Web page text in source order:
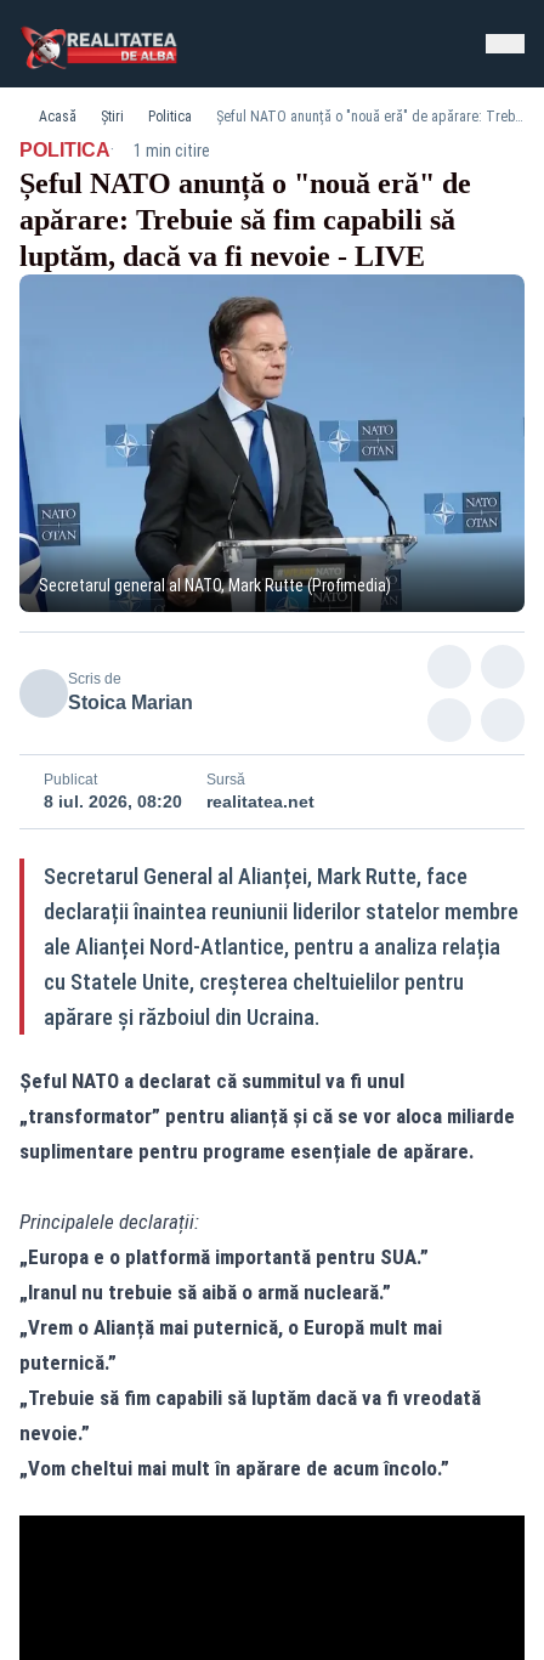
Acasă Știri Politica Șeful NATO anunță o "nouă eră" de apărare: Trebuie să fim capabili să luptăm, dacă va fi nevoie - LIVE
POLITICA· 1 min citire
Șeful NATO anunță o "nouă eră" de
apărare: Trebuie să fim capabili să
luptăm, dacă va fi nevoie - LIVE
Secretarul general al NATO, Mark Rutte (Profimedia)
Scris de
Stoica Marian
Publicat
8 iul. 2026, 08:20
Sursă
realitatea.net
Secretarul General al Alianței, Mark Rutte, face
declarații înaintea reuniunii liderilor statelor membre
ale Alianței Nord-Atlantice, pentru a analiza relația
cu Statele Unite, creșterea cheltuielilor pentru
apărare și războiul din Ucraina.
Șeful NATO a declarat că summitul va fi unul
„transformator” pentru alianță și că se vor aloca miliarde
suplimentare pentru programe esențiale de apărare.
Principalele declarații:
„Europa e o platformă importantă pentru SUA.”
„Iranul nu trebuie să aibă o armă nucleară.”
„Vrem o Alianță mai puternică, o Europă mult mai
puternică.”
„Trebuie să fim capabili să luptăm dacă va fi vreodată
nevoie.”
„Vom cheltui mai mult în apărare de acum încolo.”